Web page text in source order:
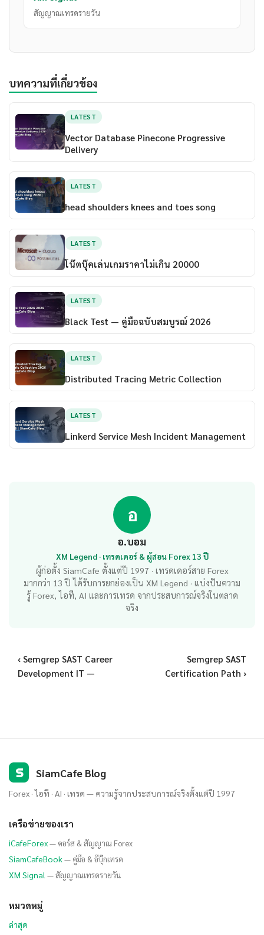
สัญญาณเทรดรายวัน
บทความที่เกี่ยวข้อง
LATEST
Vector Database Pinecone Progressive
Delivery
LATEST
head shoulders knees and toes song
LATEST
โน๊ตบุ๊คเล่นเกมราคาไม่เกิน 20000
LATEST
Black Test — คู่มือฉบับสมบูรณ์ 2026
LATEST
Distributed Tracing Metric Collection
LATEST
Linkerd Service Mesh Incident Management
อ
อ.บอม
XM Legend · เทรดเดอร์ & ผู้สอน Forex 13 ปี
ผู้ก่อตั้ง SiamCafe ตั้งแต่ปี 1997 · เทรดเดอร์สาย Forex
มากกว่า 13 ปี ได้รับการยกย่องเป็น XM Legend · แบ่งปันความ
รู้ Forex, ไอที, AI และการเทรด จากประสบการณ์จริงในตลาด
จริง
‹ Semgrep SAST Career
Development IT —
Semgrep SAST
Certification Path ›
S SiamCafe Blog
Forex · ไอที · AI · เทรด — ความรู้จากประสบการณ์จริงตั้งแต่ปี 1997
เครือข่ายของเรา
iCafeForex— คอร์ส & สัญญาณ Forex
SiamCafeBook— คู่มือ & อีบุ๊กเทรด
XM Signal — สัญญาณเทรดรายวัน
หมวดหมู่
ล่าสุด